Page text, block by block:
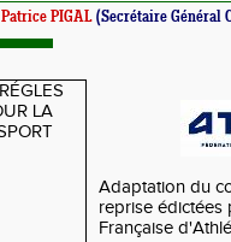
Patrice PIGAL (Secrétaire Général
Adaptation du
reprise édictées
Française